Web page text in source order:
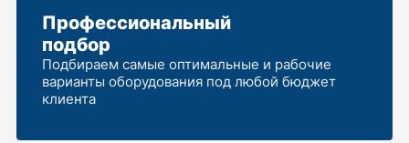
Профессиональный
подбор
Подбираем самые оптимальные и рабочие
варианты оборудования под любой бюджет
клиента